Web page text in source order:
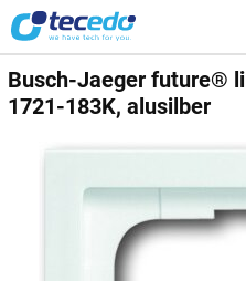
Busch-Jaeger future®
1721-183K, alusilber